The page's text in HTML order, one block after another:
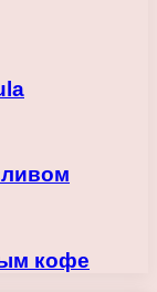
кофе